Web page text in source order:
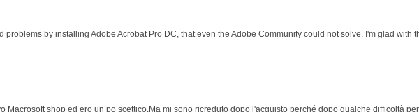
problems by installing Adobe Acrobat Pro DC, that even the Adobe Community could not solve. I'm glad with
Macrosoft shop ed ero un po scettico.Ma mi sono ricreduto dopo l'acquisto perché dopo qualche difficoltà